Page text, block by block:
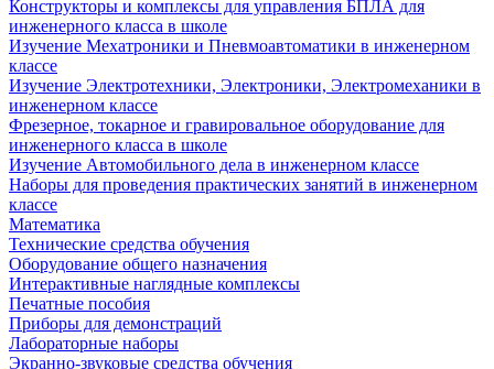
Конструкторы и комплексы для управления БПЛА для
инженерного класса в школе
Изучение Мехатроники и Пневмоавтоматики в инженерном
классе
Изучение Электротехники, Электроники, Электромеханики в
инженерном классе
Фрезерное, токарное и гравировальное оборудование для
инженерного класса в школе
Изучение Автомобильного дела в инженерном классе
Наборы для проведения практических занятий в инженерном
классе
Математика
Технические средства обучения
Оборудование общего назначения
Интерактивные наглядные комплексы
Печатные пособия
Приборы для демонстраций
Лабораторные наборы
Экранно-звуковые средства обучения